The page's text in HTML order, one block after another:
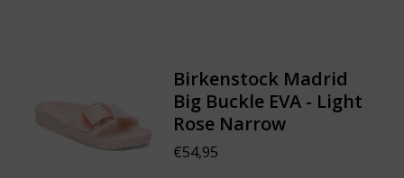
Birkenstock Madrid
Big Buckle EVA - Light
Rose Narrow
€54,95